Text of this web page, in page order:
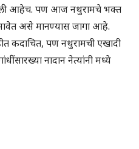
आहेच. पण आज नथुरामचे भक्त
असे मानण्यास जागा आहे.
कदाचित, पण नथुरामची एखादी
नादान नेत्यांनी मध्ये